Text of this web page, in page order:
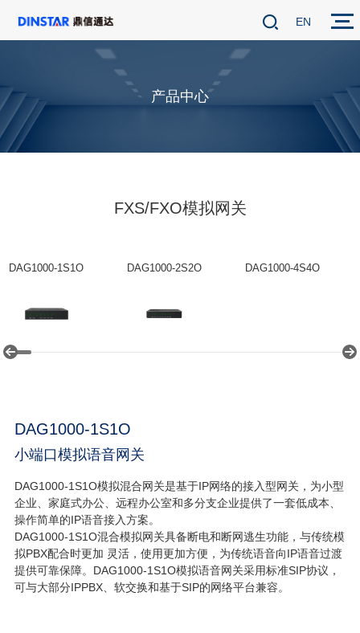
EN
产品中心
FXS/FXO模拟网关
DAG1000-1S1O DAG1000-2S2O DAG1000-4S4O
DAG1000-1S1O
小端口模拟语音网关
DAG1000-1S1O模拟混合网关是基于IP网络的接入型网关，为小型
企业、家庭式办公、远程办公室和多分支企业提供了一套低成本、
操作简单的IP语音接入方案。
DAG1000-1S1O混合模拟网关具备断电和断网逃生功能，与传统模
拟PBX配合时更加 灵活，使用更加方便，为传统语音向IP语音过渡
提供可靠保障。DAG1000-1S1O模拟语音网关采用标准SIP协议，
可与大部分IPPBX、软交换和基于SIP的网络平台兼容。